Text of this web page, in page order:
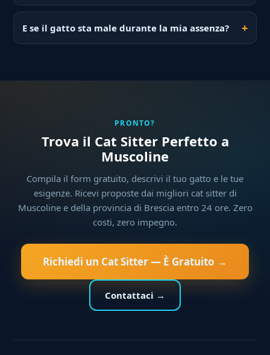
E se il gatto sta male durante la mia assenza?
PRONTO?
Trova il Cat Sitter Perfetto a
Muscoline
Compila il form gratuito, descrivi il tuo gatto e le tue
esigenze. Ricevi proposte dai migliori cat sitter di
Muscoline e della provincia di Brescia entro 24 ore. Zero
costi, zero impegno.
Richiedi un Cat Sitter — È Gratuito →
Contattaci →